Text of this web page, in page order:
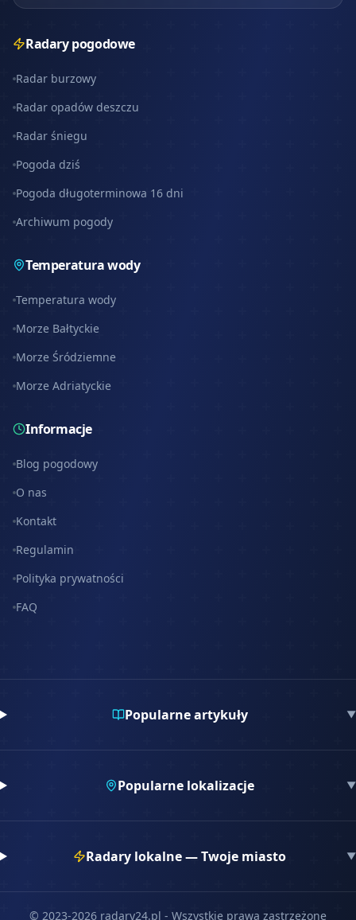
Radary pogodowe
Radar burzowy
Radar opadów deszczu
Radar śniegu
Pogoda dziś
Pogoda długoterminowa 16 dni
Archiwum pogody
Temperatura wody
Temperatura wody
Morze Bałtyckie
Morze Śródziemne
Morze Adriatyckie
Informacje
Blog pogodowy
O nas
Kontakt
Regulamin
Polityka prywatności
FAQ
Popularne artykuły ▼
Popularne lokalizacje ▼
Radary lokalne — Twoje miasto ▼
© 2023-2026 radary24.pl - Wszystkie prawa zastrzeżone